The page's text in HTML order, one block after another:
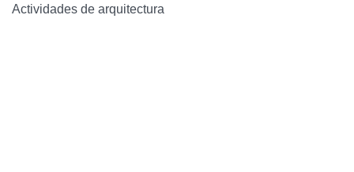
Actividades de arquitectura